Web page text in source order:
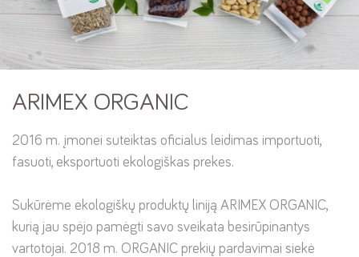
Kaip gimsta kokybė?
GO NUTS klubas
Požiūris į darbuotojus
ARIMEX ORGANIC
2016 m. įmonei suteiktas oficialus leidimas importuoti,
fasuoti, eksportuoti ekologiškas prekes.
Sukūrėme ekologiškų produktų liniją ARIMEX ORGANIC,
kurią jau spėjo pamėgti savo sveikata besirūpinantys
vartotojai. 2018 m. ORGANIC prekių pardavimai siekė